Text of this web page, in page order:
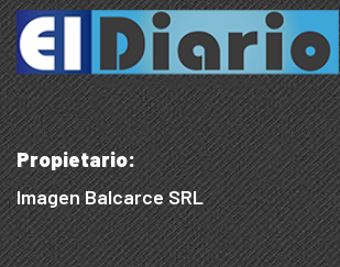
Propietario:
Imagen Balcarce SRL